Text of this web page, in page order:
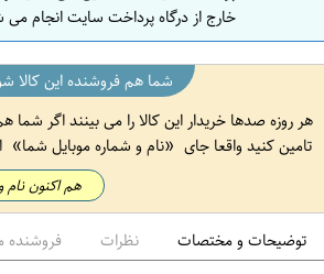
خارج از درگاه پرداخت سایت انجام می
شما هم فروشنده این کالا
هر روزه صدها خریدار این کالا را می بینند اگر شما
تامین کنید واقعا جای
نام و شماره موبایل شما
هم اکنون نام
توضیحات و مختصات نظرات